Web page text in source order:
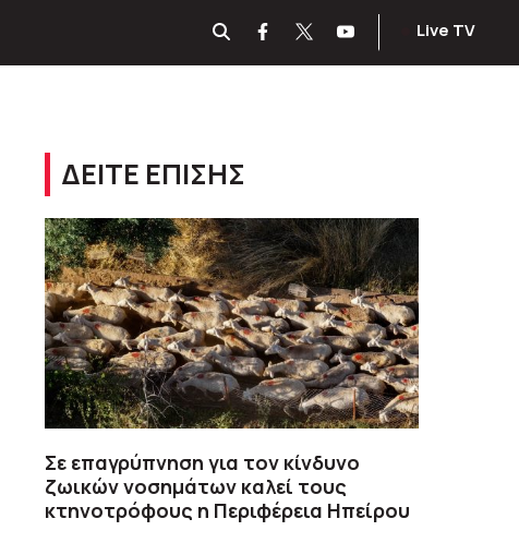
Live TV
ΔΕΙΤΕ ΕΠΙΣΗΣ
Σε επαγρύπνηση για τον κίνδυνο
ζωικών νοσημάτων καλεί τους
κτηνοτρόφους η Περιφέρεια Ηπείρου